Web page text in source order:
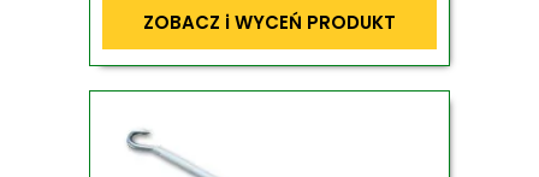
ZOBACZ i WYCEŃ PRODUKT